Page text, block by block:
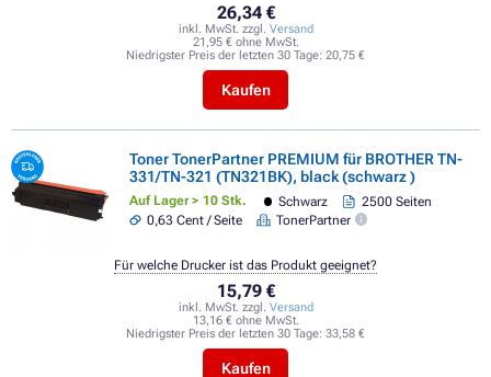
26,34 €
inkl. MwSt. zzgl. Versand
21,95 € ohne MwSt.
Niedrigster Preis der letzten 30 Tage: 20,75 €
Kaufen
Toner TonerPartner PREMIUM für BROTHER TN-
331/TN-321 (TN321BK), black (schwarz )
Auf Lager > 10 Stk. Schwarz
2500 Seiten
0,63 Cent / Seite
TonerPartner
15,79 €
inkl. MwSt. zzgl. Versand
13,16 € ohne MwSt.
Niedrigster Preis der letzten 30 Tage: 33,58 €
Kaufen
Für welche Drucker ist das Produkt geeignet?